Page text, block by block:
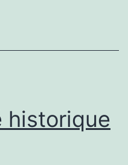
historique